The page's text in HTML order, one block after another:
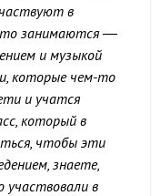
в
то занимаются —
и музыкой
которые чем-то
и учатся
который в
чтобы эти
знаете,
в